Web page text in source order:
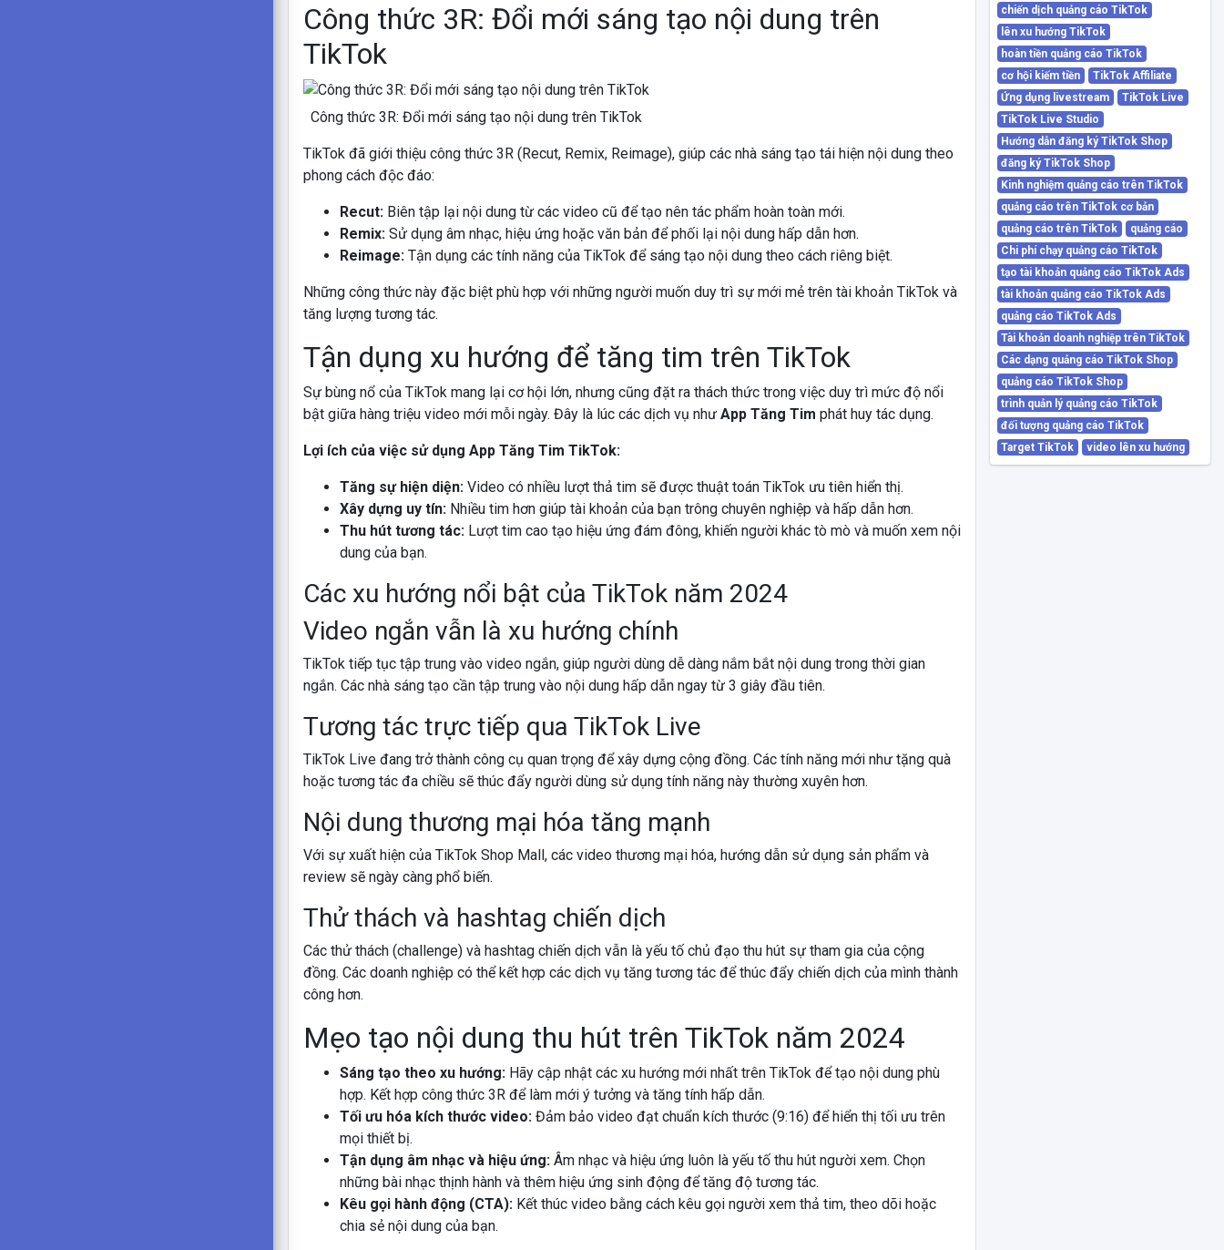
Công thức 3R: Đổi mới sáng tạo nội dung trên
TikTok
Công thức 3R: Đổi mới sáng tạo nội dung trên TikTok
TikTok đã giới thiệu công thức 3R (Recut, Remix, Reimage), giúp các nhà sáng tạo tái hiện nội dung theo
phong cách độc đáo:
Recut:Biên tập lại nội dung từ các video cũ để tạo nên tác phẩm hoàn toàn mới.
Remix:Sử dụng âm nhạc, hiệu ứng hoặc văn bản để phối lại nội dung hấp dẫn hơn.
Reimage:Tận dụng các tính năng của TikTok để sáng tạo nội dung theo cách riêng biệt.
Những công thức này đặc biệt phù hợp với những người muốn duy trì sự mới mẻ trên tài khoản TikTok và
tăng lượng tương tác.
Tận dụng xu hướng để tăng tim trên TikTok
Sự bùng nổ của TikTok mang lại cơ hội lớn, nhưng cũng đặt ra thách thức trong việc duy trì mức độ nổi
bật giữa hàng triệu video mới mỗi ngày. Đây là lúc các dịch vụ như App Tăng Tim phát huy tác dụng.
Lợi ích của việc sử dụng App Tăng Tim TikTok:
Tăng sự hiện diện:Video có nhiều lượt thả tim sẽ được thuật toán TikTok ưu tiên hiển thị.
Xây dựng uy tín:Nhiều tim hơn giúp tài khoản của bạn trông chuyên nghiệp và hấp dẫn hơn.
Thu hút tương tác:Lượt tim cao tạo hiệu ứng đám đông, khiến người khác tò mò và muốn xem nội
dung của bạn.
Các xu hướng nổi bật của TikTok năm 2024
Video ngắn vẫn là xu hướng chính
TikTok tiếp tục tập trung vào video ngắn, giúp người dùng dễ dàng nắm bắt nội dung trong thời gian
ngắn. Các nhà sáng tạo cần tập trung vào nội dung hấp dẫn ngay từ 3 giây đầu tiên.
Tương tác trực tiếp qua TikTok Live
TikTok Live đang trở thành công cụ quan trọng để xây dựng cộng đồng. Các tính năng mới như tặng quà
hoặc tương tác đa chiều sẽ thúc đẩy người dùng sử dụng tính năng này thường xuyên hơn.
Nội dung thương mại hóa tăng mạnh
Với sự xuất hiện của TikTok Shop Mall, các video thương mại hóa, hướng dẫn sử dụng sản phẩm và
review sẽ ngày càng phổ biến.
Thử thách và hashtag chiến dịch
Các thử thách (challenge) và hashtag chiến dịch vẫn là yếu tố chủ đạo thu hút sự tham gia của cộng
đồng. Các doanh nghiệp có thể kết hợp các dịch vụ tăng tương tác để thúc đẩy chiến dịch của mình thành
công hơn.
Mẹo tạo nội dung thu hút trên TikTok năm 2024
Sáng tạo theo xu hướng: Hãy cập nhật các xu hướng mới nhất trên TikTok để tạo nội dung phù
hợp. Kết hợp công thức 3R để làm mới ý tưởng và tăng tính hấp dẫn.
Tối ưu hóa kích thước video:Đảm bảo video đạt chuẩn kích thước (9:16) để hiển thị tối ưu trên
mọi thiết bị.
Tận dụng âm nhạc và hiệu ứng: Âm nhạc và hiệu ứng luôn là yếu tố thu hút người xem. Chọn
những bài nhạc thịnh hành và thêm hiệu ứng sinh động để tăng độ tương tác.
Kêu gọi hành động (CTA): Kết thúc video bằng cách kêu gọi người xem thả tim, theo dõi hoặc
chia sẻ nội dung của bạn.
chiến dịch quảng cáo TikTok
lên xu hướng TikTok
hoàn tiền quảng cáo TikTok
cơ hội kiếm tiền
TikTok Affiliate
Ứng dụng livestream
TikTok Live
TikTok Live Studio
Hướng dẫn đăng ký TikTok Shop
đăng ký TikTok Shop
Kinh nghiệm quảng cáo trên TikTok
quảng cáo trên TikTok cơ bản
quảng cáo trên TikTok
quảng cáo
Chi phí chạy quảng cáo TikTok
tạo tài khoản quảng cáo TikTok Ads
tài khoản quảng cáo TikTok Ads
quảng cáo TikTok Ads
Tài khoản doanh nghiệp trên TikTok
Các dạng quảng cáo TikTok Shop
quảng cáo TikTok Shop
trình quản lý quảng cáo TikTok
đối tượng quảng cáo TikTok
Target TikTok
video lên xu hướng